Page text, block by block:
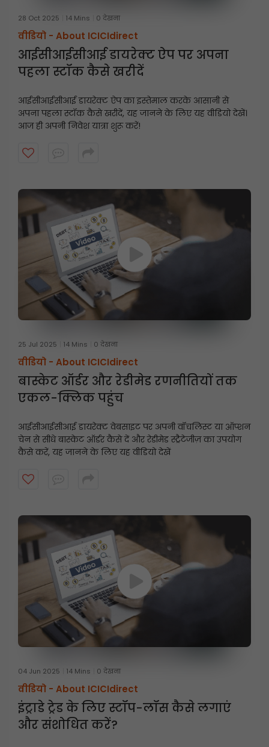
28 Oct 2025 14 Mins 0 देखना
वीडियो - About ICICIdirect
आईसीआईसीआई डायरेक्ट ऐप पर अपना
पहला स्टॉक कैसे खरीदें
आईसीआईसीआई डायरेक्ट ऐप का इस्तेमाल करके आसानी से
अपना पहला स्टॉक कैसे खरीदें, यह जानने के लिए यह वीडियो देखें।
आज ही अपनी निवेश यात्रा शुरू करें!
25 Jul 2025 14 Mins 0 देखना
वीडियो - About ICICIdirect
बास्केट ऑर्डर और रेडीमेड रणनीतियों तक
एकल-क्लिक पहुंच
आईसीआईसीआई डायरेक्ट वेबसाइट पर अपनी वॉचलिस्ट या ऑप्शन
चेन से सीधे बास्केट ऑर्डर कैसे दें और रेडीमेड स्ट्रैटेजीज़ का उपयोग
कैसे करें, यह जानने के लिए यह वीडियो देखें
04 Jun 2025 14 Mins 0 देखना
वीडियो - About ICICIdirect
इंट्राडे ट्रेड के लिए स्टॉप-लॉस कैसे लगाएं
और संशोधित करें?